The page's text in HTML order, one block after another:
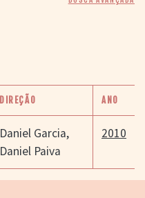
DIREÇÃO ANO
Daniel Garcia,
Daniel Paiva
2010